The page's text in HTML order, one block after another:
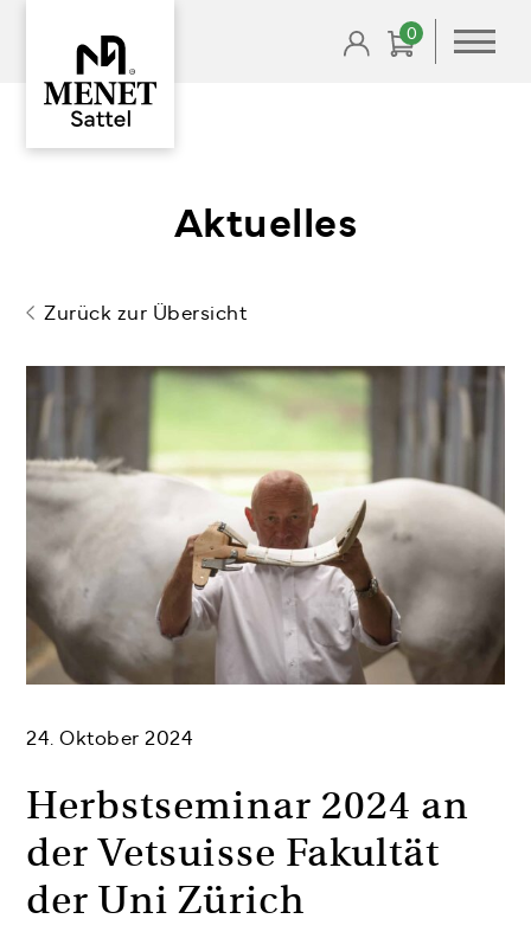
0
Aktuelles
Zurück zur Übersicht
24. Oktober 2024
Herbstseminar 2024 an
der Vetsuisse Fakultät
der Uni Zürich